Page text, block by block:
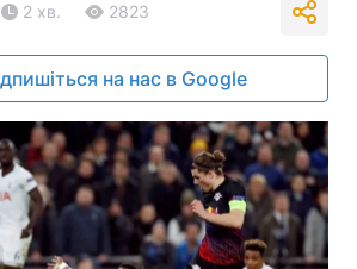
2 хв. 2823
на нас в Google